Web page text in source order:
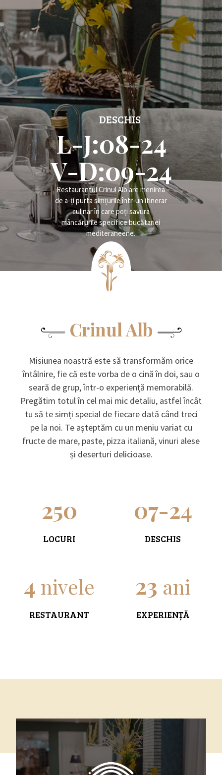
DESCHIS
L-J:08-24
V-D:09-24
Restaurantul Crinul Alb are menirea
de a-ți purta simțurile într-un itinerar
culinar în care poți savura
mâncărurile specifice bucătariei
mediteraneene.
Crinul Alb
Misiunea noastră este să transformăm orice
întâlnire, fie că este vorba de o cină în doi, sau o
seară de grup, într-o experiență memorabilă.
Pregătim totul în cel mai mic detaliu, astfel încât
tu să te simți special de fiecare dată când treci
pe la noi. Te așteptăm cu un meniu variat cu
fructe de mare, paste, pizza italiană, vinuri alese
și deserturi delicioase.
250
LOCURI
07-24
DESCHIS
4 nivele
RESTAURANT
23 ani
EXPERIENȚĂ